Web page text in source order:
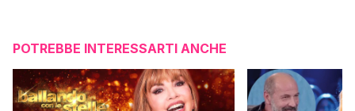
POTREBBE INTERESSARTI ANCHE